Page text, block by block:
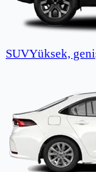
SUVYüksek,